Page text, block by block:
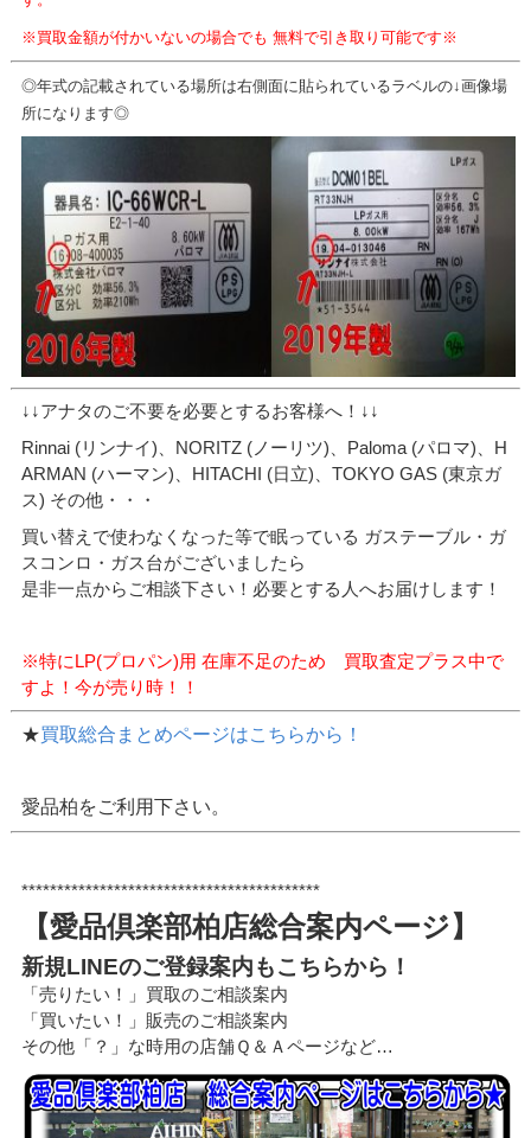
※買取金額が付かいないの場合でも 無料で引き取り可能です※
◎年式の記載されている場所は右側面に貼られているラベルの↓画像場
所になります◎
↓↓アナタのご不要を必要とするお客様へ！↓↓
Rinnai (リンナイ)、NORITZ (ノーリツ)、Paloma (パロマ)、H
ARMAN (ハーマン)、HITACHI (日立)、TOKYO GAS (東京ガ
ス) その他・・・
買い替えで使わなくなった等で眠っている ガステーブル・ガ
スコンロ・ガス台がございましたら
是非一点からご相談下さい！必要とする人へお届けします！
※特にLP(プロパン)用 在庫不足のため 買取査定プラス中で
すよ！今が売り時！！
★買取総合まとめページはこちらから！
愛品柏をご利用下さい。
******************************************
【愛品倶楽部柏店総合案内ページ】
新規LINEのご登録案内もこちらから！
「売りたい！」買取のご相談案内
「買いたい！」販売のご相談案内
その他「？」な時用の店舗Ｑ＆Ａページなど…